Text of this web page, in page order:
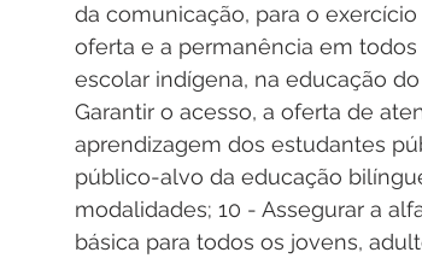
da comunicação, para o
oferta e a permanência em
escolar indígena, na educação
Garantir o acesso, a oferta de
aprendizagem dos estudantes
público-alvo da educação
modalidades; 10 - Assegurar a
básica para todos os jovens,